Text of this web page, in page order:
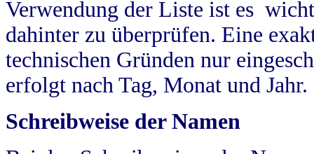
Verwendung der Liste ist es
dahinter zu überprüfen. Eine
technischen Gründen nur
erfolgt nach Tag, Monat und Jahr.
Schreibweise der Namen